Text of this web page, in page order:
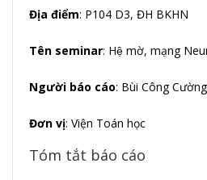
Địa điểm: P104 D3, ĐH BKHN
Tên seminar: Hệ mờ, mạng
Người báo cáo: Bùi Công Cường
Đơn vị: Viện Toán học
Tóm tắt báo cáo